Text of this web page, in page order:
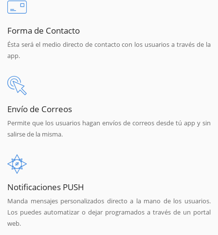
Forma de Contacto
Ésta será el medio directo de contacto con los usuarios a través de la
app.
Envío de Correos
Permite que los usuarios hagan envíos de correos desde tú app y sin
salirse de la misma.
Notificaciones PUSH
Manda mensajes personalizados directo a la mano de los usuarios.
Los puedes automatizar o dejar programados a través de un portal
web.